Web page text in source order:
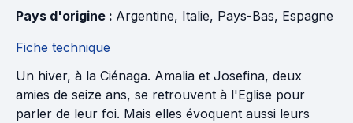
Pays d'origine : Argentine, Italie, Pays-Bas, Espagne
Fiche technique
Un hiver, à la Ciénaga. Amalia et Josefina, deux
amies de seize ans, se retrouvent à l'Eglise pour
parler de leur foi. Mais elles évoquent aussi leurs